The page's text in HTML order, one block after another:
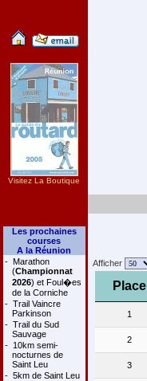
Visitez La Boutique
Les prochaines
courses
A la Réunion
- Marathon
(Championnat
2026) et Foul�es
de la Corniche
- Trail Vaincre
Parkinson
- Trail du Sud
Sauvage
- 10km semi-
nocturnes de
Saint Leu
- 5km de Saint Leu
Afficher
Place
1
2
3